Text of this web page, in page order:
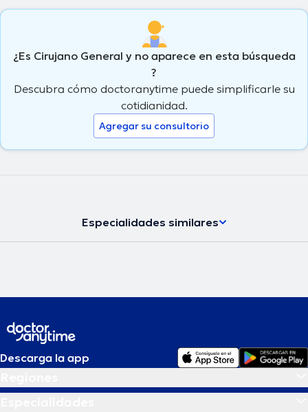
¿Es Cirujano General y no aparece en esta búsqueda
?
Descubra cómo doctoranytime puede simplificarle su
cotidianidad.
Agregar su consultorio
Especialidades similares
Descarga la app